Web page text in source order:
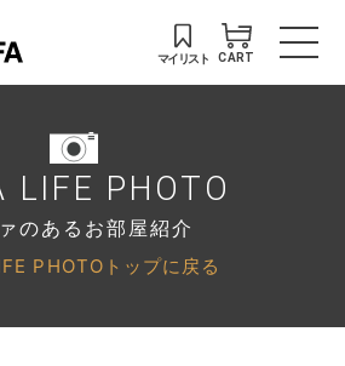
マイリスト CART
LIFE PHOTO
のあるお部屋紹介
PHOTOトップに戻る